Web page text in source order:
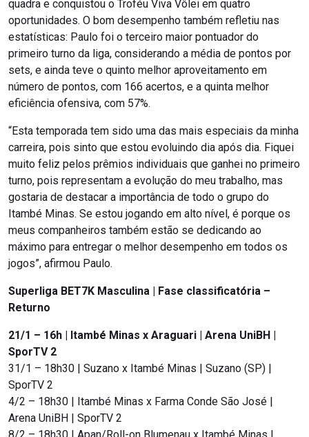
quadra e conquistou o Troféu Viva Vôlei em quatro
oportunidades. O bom desempenho também refletiu nas
estatísticas: Paulo foi o terceiro maior pontuador do
primeiro turno da liga, considerando a média de pontos por
sets, e ainda teve o quinto melhor aproveitamento em
número de pontos, com 166 acertos, e a quinta melhor
eficiência ofensiva, com 57%.
“Esta temporada tem sido uma das mais especiais da minha
carreira, pois sinto que estou evoluindo dia após dia. Fiquei
muito feliz pelos prêmios individuais que ganhei no primeiro
turno, pois representam a evolução do meu trabalho, mas
gostaria de destacar a importância de todo o grupo do
Itambé Minas. Se estou jogando em alto nível, é porque os
meus companheiros também estão se dedicando ao
máximo para entregar o melhor desempenho em todos os
jogos”, afirmou Paulo.
Superliga BET7K Masculina | Fase classificatória –
Returno
21/1 – 16h | Itambé Minas x Araguari | Arena UniBH |
SporTV 2
31/1 – 18h30 | Suzano x Itambé Minas | Suzano (SP) |
SporTV 2
4/2 – 18h30 | Itambé Minas x Farma Conde São José |
Arena UniBH | SporTV 2
8/2 – 18h30 | Apan/Roll-on Blumenau x Itambé Minas |